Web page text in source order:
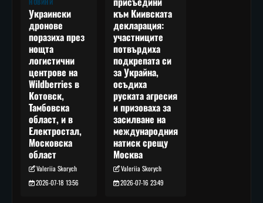
Украински
дронове
поразиха през
нощта
логистични
центрове на
Wildberries в
Котовск,
Тамбовска
област, и в
Електростал,
Московска
област
Valeriia Skorych
2026-07-18 13:56
към Киивската
декларация:
участниците
потвърдиха
подкрепата си
за Украйна,
осъдиха
руската агресия
и призоваха за
засилване на
международния
натиск срещу
Москва
Valeriia Skorych
2026-07-16 23:49